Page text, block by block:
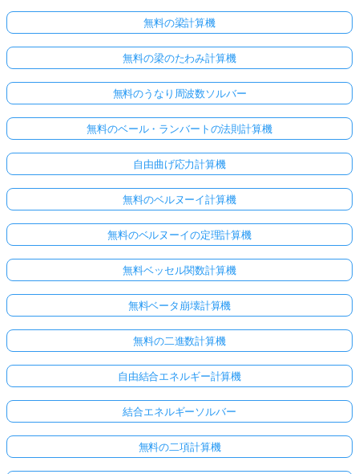
ま
だ
質
無料の梁計算機
無料の梁のたわみ計算機
無料のうなり周波数ソルバー
無料のベール・ランバートの法則計算機
自由曲げ応力計算機
無料のベルヌーイ計算機
無料のベルヌーイの定理計算機
無料ベッセル関数計算機
無料ベータ崩壊計算機
無料の二進数計算機
自由結合エネルギー計算機
結合エネルギーソルバー
無料の二項計算機